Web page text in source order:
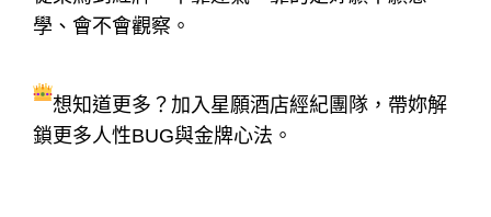
學、會不會觀察。
想知道更多？加入星願酒店經紀團隊，帶妳解
鎖更多人性BUG與金牌心法。